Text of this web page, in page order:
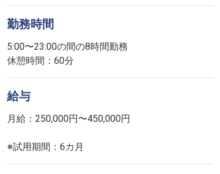
勤務時間
5:00〜23:00の間の8時間勤務
休憩時間：60分
給与
月給：250,000円〜450,000円
※試用期間：6カ月